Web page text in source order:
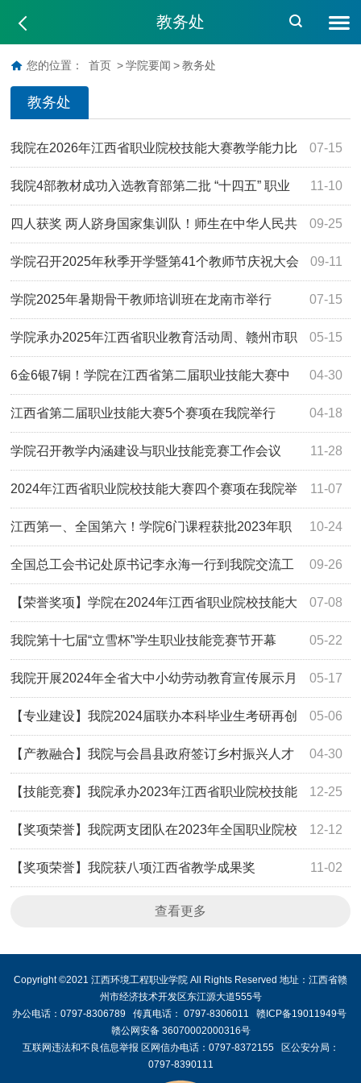
教务处
您的位置： 首页 > 学院要闻 > 教务处
教务处
07-15
我院在2026年江西省职业院校技能大赛教学能力比
赛中荣获佳绩 11-10
我院4部教材成功入选教育部第二批 “十四五” 职业
教育国家规划教材拟入选名单 09-25
四人获奖 两人跻身国家集训队！师生在中华人民共
和国第三届职业技能大赛中获佳绩！ 09-11
学院召开2025年秋季开学暨第41个教师节庆祝大会
07-15
学院2025年暑期骨干教师培训班在龙南市举行
05-15
学院承办2025年江西省职业教育活动周、赣州市职
业教育活动月特色活动——‌世赛冠军、全国先进工作者李德
鑫事迹宣讲会
04-30
6金6银7铜！学院在江西省第二届职业技能大赛中
创佳绩！ 04-18
江西省第二届职业技能大赛5个赛项在我院举行
11-28
学院召开教学内涵建设与职业技能竞赛工作会议
11-07
2024年江西省职业院校技能大赛四个赛项在我院举
行 10-24
江西第一、全国第六！学院6门课程获批2023年职
业教育国家在线精品课程 09-26
全国总工会书记处原书记李永海一行到我院交流工
作 07-08
【荣誉奖项】学院在2024年江西省职业院校技能大
赛教学能力比赛中获佳绩 05-22
我院第十七届“立雪杯”学生职业技能竞赛节开幕
05-17
我院开展2024年全省大中小幼劳动教育宣传展示月
参观体验活动 05-06
【专业建设】我院2024届联办本科毕业生考研再创
佳绩 04-30
【产教融合】我院与会昌县政府签订乡村振兴人才
培养和林业产业孵化基地框架协议 12-25
【技能竞赛】我院承办2023年江西省职业院校技能
大赛三个赛项 12-12
【奖项荣誉】我院两支团队在2023年全国职业院校
技能大赛教学能力比赛斩获国奖 11-02
【奖项荣誉】我院获八项江西省教学成果奖
查看更多
Copyright ©2021 江西环境工程职业学院 All Rights Reserved 地址：江西省赣
州市经济技术开发区东江源大道555号
办公电话：0797-8306789 传真电话： 0797-8306011 赣ICP备19011949号
赣公网安备 36070002000316号
互联网违法和不良信息举报 区网信办电话：0797-8372155 区公安分局：
0797-8390111